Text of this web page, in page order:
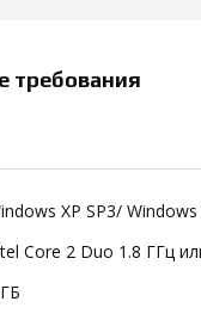
требования
XP SP3/
Core 2 Duo 1.8 ГГц